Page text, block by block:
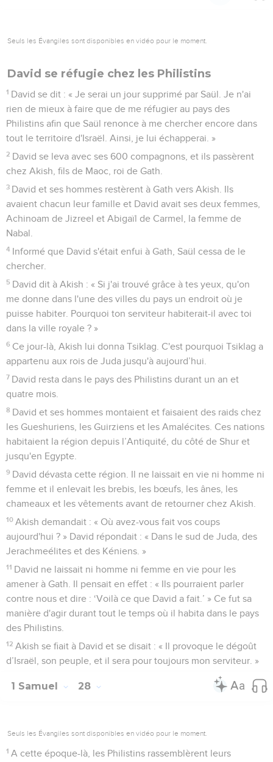
Seuls les Évangiles sont disponibles en vidéo pour le moment.
David se réfugie chez les Philistins
1 David se dit : « Je serai un jour supprimé par Saül. Je n'ai
rien de mieux à faire que de me réfugier au pays des
Philistins afin que Saül renonce à me chercher encore dans
tout le territoire d'Israël. Ainsi, je lui échapperai. »
2 David se leva avec ses 600 compagnons, et ils passèrent
chez Akish, fils de Maoc, roi de Gath.
3 David et ses hommes restèrent à Gath vers Akish. Ils
avaient chacun leur famille et David avait ses deux femmes,
Achinoam de Jizreel et Abigaïl de Carmel, la femme de
Nabal.
4 Informé que David s'était enfui à Gath, Saül cessa de le
chercher.
5 David dit à Akish : « Si j'ai trouvé grâce à tes yeux, qu'on
me donne dans l'une des villes du pays un endroit où je
puisse habiter. Pourquoi ton serviteur habiterait-il avec toi
dans la ville royale ? »
6 Ce jour-là, Akish lui donna Tsiklag. C'est pourquoi Tsiklag a
appartenu aux rois de Juda jusqu'à aujourd’hui.
7 David resta dans le pays des Philistins durant un an et
quatre mois.
8 David et ses hommes montaient et faisaient des raids chez
les Gueshuriens, les Guirziens et les Amalécites. Ces nations
habitaient la région depuis l’Antiquité, du côté de Shur et
jusqu'en Egypte.
9 David dévasta cette région. Il ne laissait en vie ni homme ni
femme et il enlevait les brebis, les bœufs, les ânes, les
chameaux et les vêtements avant de retourner chez Akish.
10 Akish demandait : « Où avez-vous fait vos coups
aujourd'hui ? » David répondait : « Dans le sud de Juda, des
Jerachmeélites et des Kéniens. »
11 David ne laissait ni homme ni femme en vie pour les
amener à Gath. Il pensait en effet : « Ils pourraient parler
contre nous et dire : ‘Voilà ce que David a fait.’ » Ce fut sa
manière d'agir durant tout le temps où il habita dans le pays
des Philistins.
12 Akish se fiait à David et se disait : « Il provoque le dégoût
d’Israël, son peuple, et il sera pour toujours mon serviteur. »
1 Samuel 28
Seuls les Évangiles sont disponibles en vidéo pour le moment.
1 A cette époque-là, les Philistins rassemblèrent leurs